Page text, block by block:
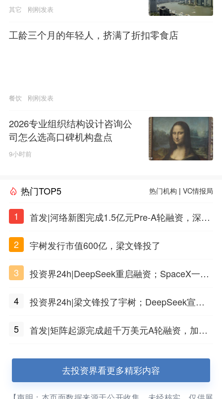
其它 刚刚发表
工龄三个月的年轻人，挤满了折扣零食店
餐饮 刚刚发表
2026专业组织结构设计咨询公
司怎么选高口碑机构盘点
9小时前
热门TOP5 热门机构 |VC情报局
1
首发|河络新图完成1.5亿元Pre-A轮融资，深耕i
2
宇树发行市值600亿，梁文锋投了
3
投资界24h|DeepSeek重启融资；SpaceX一夜
4
投资界24h|梁文锋投了宇树；DeepSeek宣布
5
首发|矩阵起源完成超千万美元A轮融资，加速
去投资界看更多精彩内容